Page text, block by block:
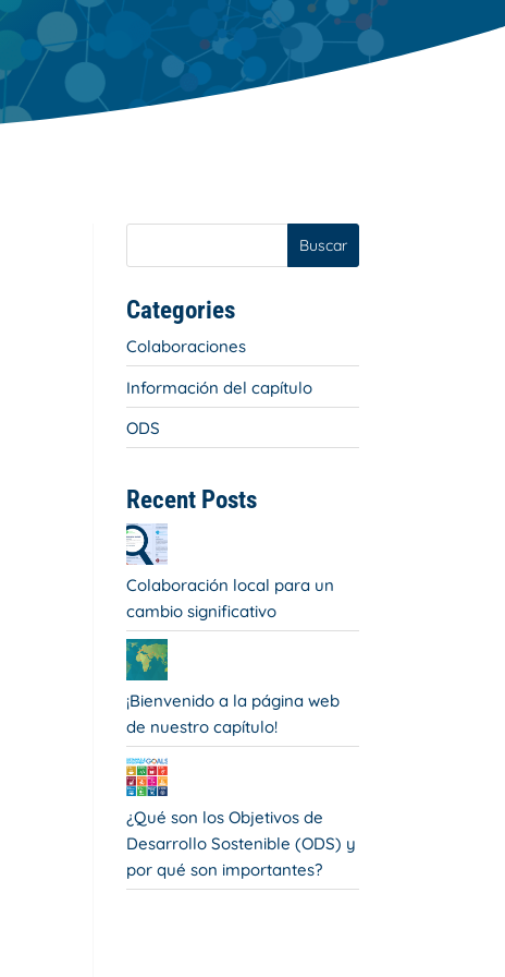
Buscar
Categories
Colaboraciones
Información del capítulo
ODS
Recent Posts
Colaboración local para un
cambio significativo
¡Bienvenido a la página web
de nuestro capítulo!
¿Qué son los Objetivos de
Desarrollo Sostenible (ODS) y
por qué son importantes?